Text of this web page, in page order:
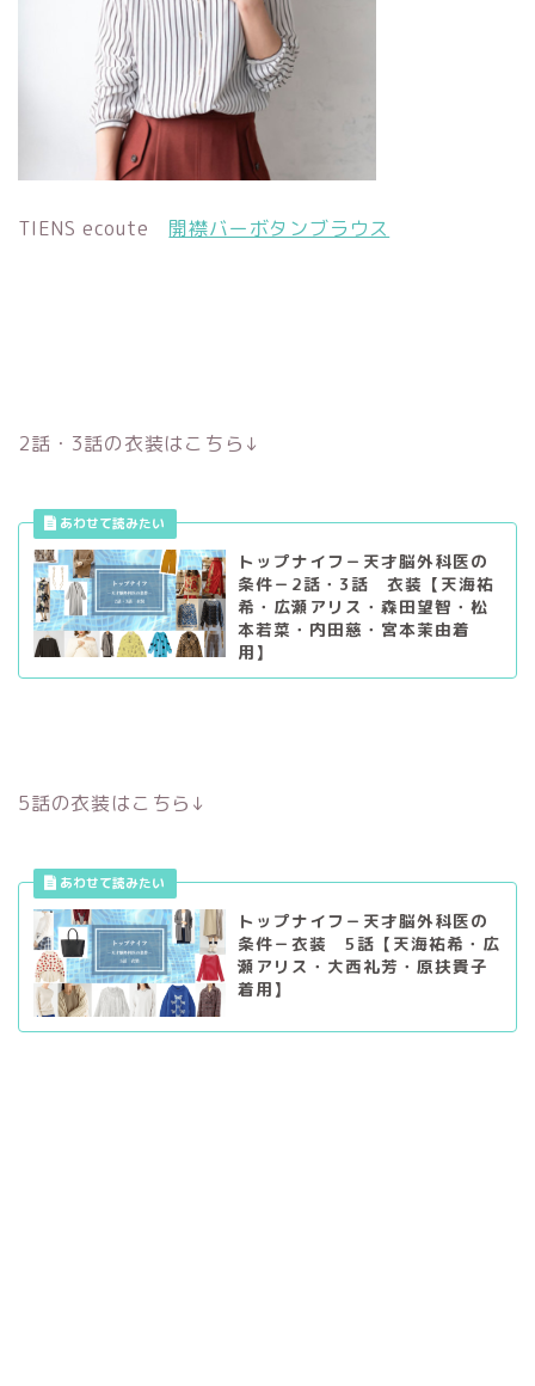
TIENS ecoute 開襟バーボタンブラウス
2話・3話の衣装はこちら↓
トップナイフ－天才脳外科医の
条件－2話・3話 衣装【天海祐
希・広瀬アリス・森田望智・松
本若菜・内田慈・宮本茉由着
用】
5話の衣装はこちら↓
トップナイフ－天才脳外科医の
条件－衣装 5話【天海祐希・広
瀬アリス・大西礼芳・原扶貴子
着用】